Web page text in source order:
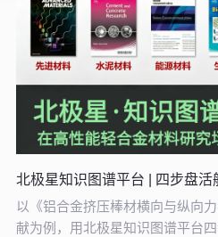
北极星知识图谱平台 | 四步盘活
以《铝合金挤压棒材横向与纵向
献为例，用北极星知识图谱平台